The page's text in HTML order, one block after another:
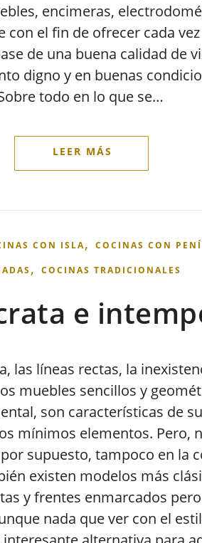
encimeras,
con el fin de ofrecer cada
de una buena calidad de
digno y en buenas
todo en lo que se…
CON ISLA, COCINAS CON
, COCINAS TRADICIONALES
e
las líneas rectas, la
muebles sencillos y
son características de
mínimos elementos. Pero,
supuesto, tampoco en la
existen modelos más
y frentes enmarcados
nada que ver con el